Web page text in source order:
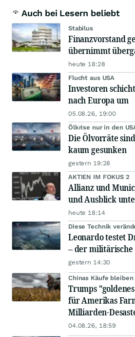
Auch bei Lesern beliebt
Stabilus
Finanzvorstand
übernimmt
heute 18:28
Flucht aus USA
Investoren
nach Europa um
05.08.26, 19:00
Ölkrise nur in den
Die Ölvorräte
kaum gesunken
gestern 19:28
AKTIEN IM FOKUS 2
Allianz und
und Ausblick
heute 18:14
Diese Technik
Leonardo testet
– der
gestern 14:30
Chinas Käufe bleiben
Trumps
für Amerikas
Milliarden-
04.08.26, 18:59